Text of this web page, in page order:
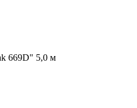
669D" 5,0 м